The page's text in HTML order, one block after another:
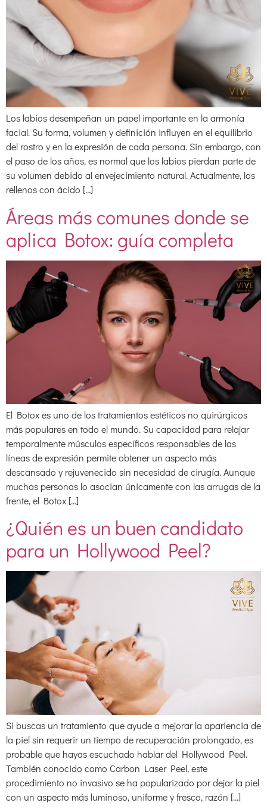
Los labios desempeñan un papel importante en la armonía
facial. Su forma, volumen y definición influyen en el equilibrio
del rostro y en la expresión de cada persona. Sin embargo, con
el paso de los años, es normal que los labios pierdan parte de
su volumen debido al envejecimiento natural. Actualmente, los
rellenos con ácido […]
Áreas más comunes donde se
aplica Botox: guía completa
El Botox es uno de los tratamientos estéticos no quirúrgicos
más populares en todo el mundo. Su capacidad para relajar
temporalmente músculos específicos responsables de las
líneas de expresión permite obtener un aspecto más
descansado y rejuvenecido sin necesidad de cirugía. Aunque
muchas personas lo asocian únicamente con las arrugas de la
frente, el Botox […]
¿Quién es un buen candidato
para un Hollywood Peel?
Si buscas un tratamiento que ayude a mejorar la apariencia de
la piel sin requerir un tiempo de recuperación prolongado, es
probable que hayas escuchado hablar del Hollywood Peel.
También conocido como Carbon Laser Peel, este
procedimiento no invasivo se ha popularizado por dejar la piel
con un aspecto más luminoso, uniforme y fresco, razón […]